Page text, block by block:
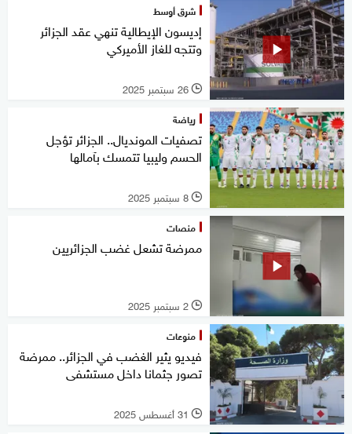
شرق أوسط
إديسون الإيطالية تنهي عقد الجزائر
وتتجه للغاز الأميركي
l 26 سبتمبر 2025
رياضة
تصفيات المونديال.. الجزائر تؤجل
الحسم وليبيا تتمسك بآمالها
l 8 سبتمبر 2025
منصات
ممرضة تشعل غضب الجزائريين
l 2 سبتمبر 2025
منوعات
فيديو يثير الغضب في الجزائر.. ممرضة
تصور جثمانا داخل مستشفى
l 31 أغسطس 2025